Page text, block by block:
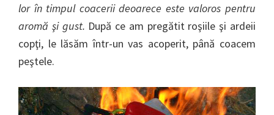
lor în timpul coacerii deoarece este valoros pentru
aromă şi gust. După ce am pregătit roşiile şi ardeii
copţi, le lăsăm într-un vas acoperit, până coacem
peştele.